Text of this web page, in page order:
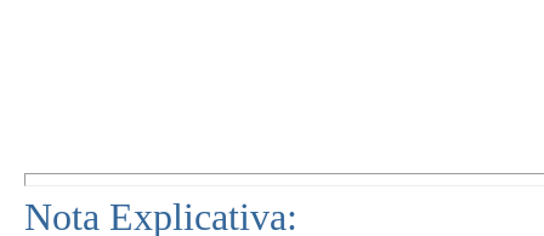
Nota Explicativa: